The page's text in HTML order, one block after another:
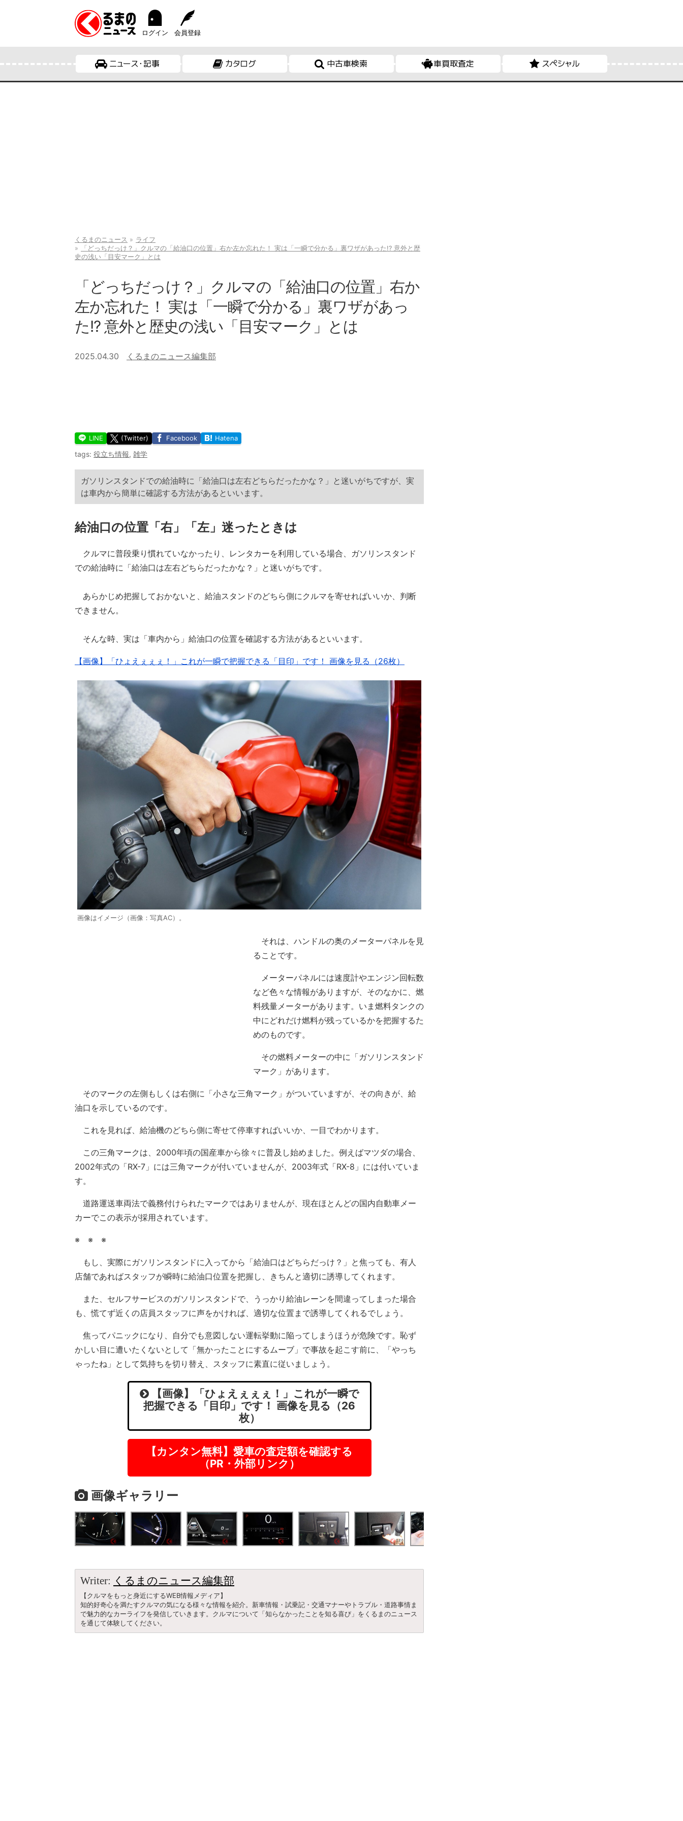
ログイン 会員登録
ニュース・記事 カタログ 中古車検索 車買取査定 スペシャル
くるまのニュース
ライフ
「どっちだっけ？」クルマの「給油口の位置」右か左か忘れた！ 実は「一瞬で分かる」裏ワザがあった!? 意外と歴
史の浅い「目安マーク」とは
「どっちだっけ？」クルマの「給油口の位置」右か
左か忘れた！ 実は「一瞬で分かる」裏ワザがあっ
た!? 意外と歴史の浅い「目安マーク」とは
2025.04.30 くるまのニュース編集部
LINE (Twitter) Facebook Hatena
tags: 役立ち情報, 雑学
ガソリンスタンドでの給油時に「給油口は左右どちらだったかな？」と迷いがちですが、実
は車内から簡単に確認する方法があるといいます。
給油口の位置「右」「左」迷ったときは
クルマに普段乗り慣れていなかったり、レンタカーを利用している場合、ガソリンスタンド
での給油時に「給油口は左右どちらだったかな？」と迷いがちです。
あらかじめ把握しておかないと、給油スタンドのどちら側にクルマを寄せればいいか、判断
できません。
そんな時、実は「車内から」給油口の位置を確認する方法があるといいます。
【画像】「ひょえぇぇぇ！」これが一瞬で把握できる「目印」です！ 画像を見る（26枚）
画像はイメージ（画像：写真AC）。
それは、ハンドルの奥のメーターパネルを見
ることです。
メーターパネルには速度計やエンジン回転数
など色々な情報がありますが、そのなかに、燃
料残量メーターがあります。いま燃料タンクの
中にどれだけ燃料が残っているかを把握するた
めのものです。
その燃料メーターの中に「ガソリンスタンド
マーク」があります。
そのマークの左側もしくは右側に「小さな三角マーク」がついていますが、その向きが、給
油口を示しているのです。
これを見れば、給油機のどちら側に寄せて停車すればいいか、一目でわかります。
この三角マークは、2000年頃の国産車から徐々に普及し始めました。例えばマツダの場合、
2002年式の「RX-7」には三角マークが付いていませんが、2003年式「RX-8」には付いていま
す。
道路運送車両法で義務付けられたマークではありませんが、現在ほとんどの国内自動車メー
カーでこの表示が採用されています。
※ ※ ※
もし、実際にガソリンスタンドに入ってから「給油口はどちらだっけ？」と焦っても、有人
店舗であればスタッフが瞬時に給油口位置を把握し、きちんと適切に誘導してくれます。
また、セルフサービスのガソリンスタンドで、うっかり給油レーンを間違ってしまった場合
も、慌てず近くの店員スタッフに声をかければ、適切な位置まで誘導してくれるでしょう。
焦ってパニックになり、自分でも意図しない運転挙動に陥ってしまうほうが危険です。恥ず
かしい目に遭いたくないとして「無かったことにするムーブ」で事故を起こす前に、「やっち
ゃったね」として気持ちを切り替え、スタッフに素直に従いましょう。
【画像】「ひょえぇぇぇ！」これが一瞬で
把握できる「目印」です！ 画像を見る（26
枚）
【カンタン無料】愛車の査定額を確認する
（PR・外部リンク）
画像ギャラリー
Writer: くるまのニュース編集部
【クルマをもっと身近にするWEB情報メディア】
知的好奇心を満たすクルマの気になる様々な情報を紹介。新車情報・試乗記・交通マナーやトラブル・道路事情ま
で魅力的なカーライフを発信していきます。クルマについて「知らなかったことを知る喜び」をくるまのニュース
を通じて体験してください。